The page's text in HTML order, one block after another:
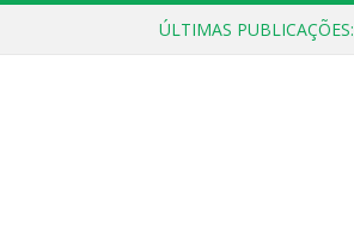
ÚLTIMAS PUBLICAÇÕES: